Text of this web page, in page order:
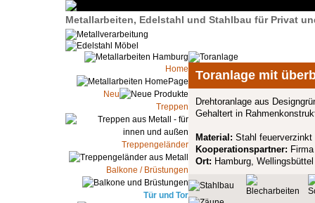
Metallarbeiten, Edelstahl und Stahlbau für Privat
Home
Neu
Treppen
Treppengeländer
Balkone / Brüstungen
Tür und Tor
Toranlage mit
Drehtoranlage aus
Gehaltert in
Material: Stahl feuerverzinkt
Kooperationspartner:
Ort: Hamburg, Wellingsbüttel